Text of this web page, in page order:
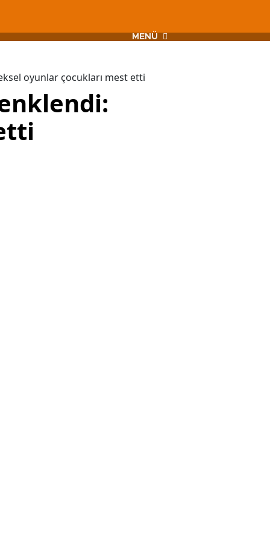
MENÜ
oyunlar çocukları mest etti